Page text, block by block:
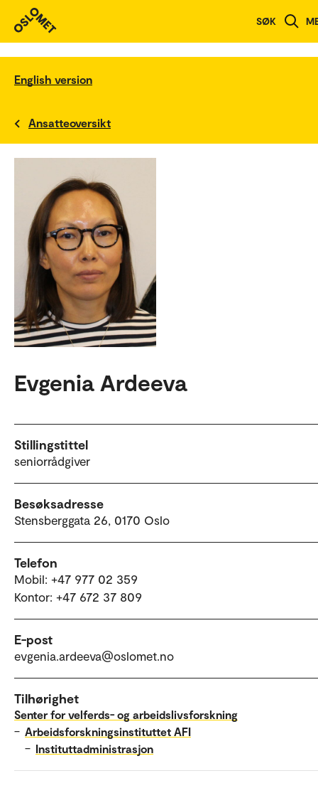
SØK
English version
Ansatteoversikt
Evgenia Ardeeva
Stillingstittel
seniorrådgiver
Besøksadresse
Stensberggata 26, 0170 Oslo
Telefon
Mobil: +47 977 02 359
Kontor: +47 672 37 809
E-post
evgenia.ardeeva@oslomet.no
Tilhørighet
Senter for velferds- og arbeidslivsforskning
– Arbeidsforskningsinstituttet AFI
– Instituttadministrasjon